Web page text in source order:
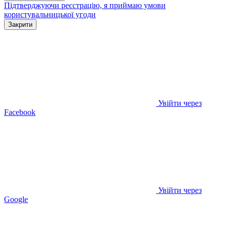
Підтверджуючи реєстрацію, я приймаю умови
користувальницької угоди
Закрити
Увійти через
Facebook
Увійти через
Google